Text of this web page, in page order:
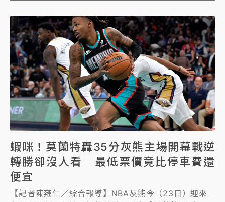
蝦咪！莫蘭特轟35分灰熊主場開幕戰逆
轉勝卻沒人看 最低票價竟比停車費還
便宜
【記者陳雍仁／綜合報導】NBA灰熊今（23日）迎來